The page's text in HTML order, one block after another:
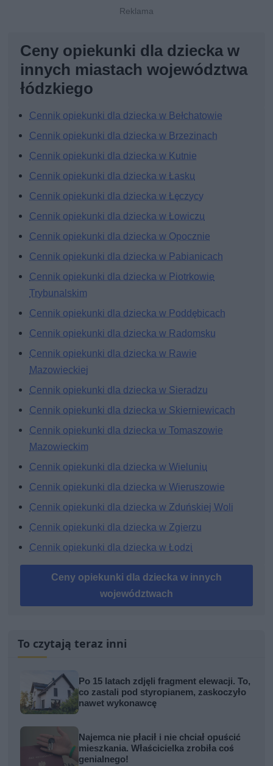
Ceny opiekunki dla dziecka w
innych miastach województwa
łódzkiego
Cennik opiekunki dla dziecka w Bełchatowie
Cennik opiekunki dla dziecka w Brzezinach
Cennik opiekunki dla dziecka w Kutnie
Cennik opiekunki dla dziecka w Łasku
Cennik opiekunki dla dziecka w Łęczycy
Cennik opiekunki dla dziecka w Łowiczu
Cennik opiekunki dla dziecka w Opocznie
Cennik opiekunki dla dziecka w Pabianicach
Cennik opiekunki dla dziecka w Piotrkowie
Trybunalskim
Cennik opiekunki dla dziecka w Poddębicach
Cennik opiekunki dla dziecka w Radomsku
Cennik opiekunki dla dziecka w Rawie
Mazowieckiej
Cennik opiekunki dla dziecka w Sieradzu
Cennik opiekunki dla dziecka w Skierniewicach
Cennik opiekunki dla dziecka w Tomaszowie
Mazowieckim
Cennik opiekunki dla dziecka w Wieluniu
Cennik opiekunki dla dziecka w Wieruszowie
Cennik opiekunki dla dziecka w Zduńskiej Woli
Cennik opiekunki dla dziecka w Zgierzu
Cennik opiekunki dla dziecka w Łodzi
Ceny opiekunki dla dziecka w innych
województwach
To czytają teraz inni
Po 15 latach zdjęli fragment elewacji. To,
co zastali pod styropianem, zaskoczyło
nawet wykonawcę
Najemca nie płacił i nie chciał opuścić
mieszkania. Właścicielka zrobiła coś
genialnego!